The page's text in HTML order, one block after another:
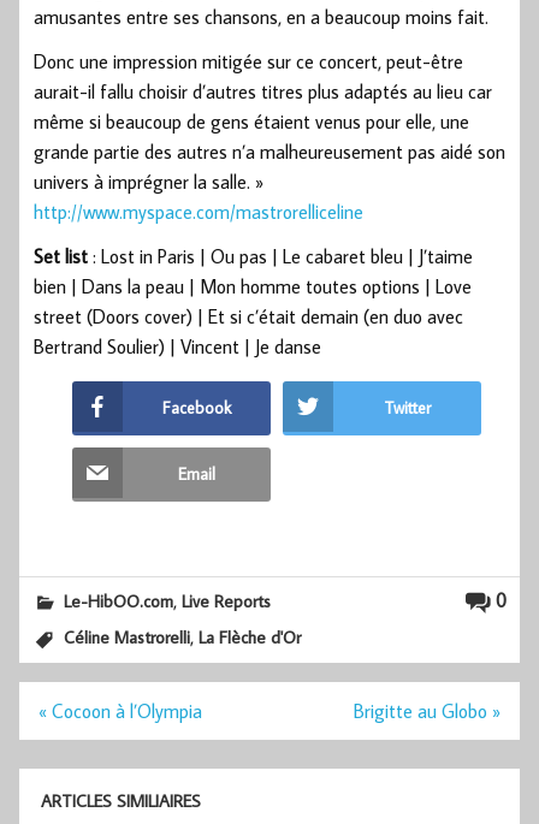
amusantes entre ses chansons, en a beaucoup moins fait.
Donc une impression mitigée sur ce concert, peut-être
aurait-il fallu choisir d’autres titres plus adaptés au lieu car
même si beaucoup de gens étaient venus pour elle, une
grande partie des autres n’a malheureusement pas aidé son
univers à imprégner la salle. »
http://www.myspace.com/mastrorelliceline
Set list : Lost in Paris | Ou pas | Le cabaret bleu | J’taime
bien | Dans la peau | Mon homme toutes options | Love
street (Doors cover) | Et si c’était demain (en duo avec
Bertrand Soulier) | Vincent | Je danse
Facebook Twitter
Email
0
Le-HibOO.com,Live Reports
Céline Mastrorelli,La Flèche d'Or
Navigation
« Cocoon à l’Olympia Brigitte au Globo »
ARTICLES SIMILIAIRES